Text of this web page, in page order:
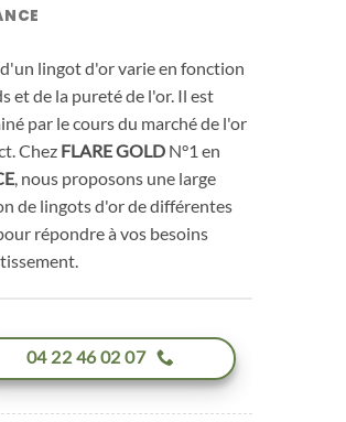
lingot d'or varie en fonction
et de la pureté de l'or. Il est
par le cours du marché de l'or
Chez FLARE GOLD N°1 en
, nous proposons une large
de lingots d'or de différentes
répondre à vos besoins
04 22 46 02 07